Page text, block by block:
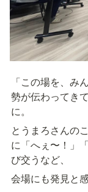
「この場を、み
勢が伝わってき
に。
とうまろさんの
に「へぇ〜！」
び交うなど、
会場にも発見と